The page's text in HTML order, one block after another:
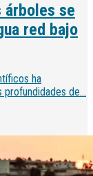
se
red bajo
ha
de...